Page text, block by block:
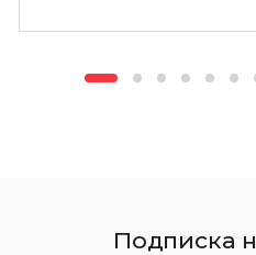
Подписка